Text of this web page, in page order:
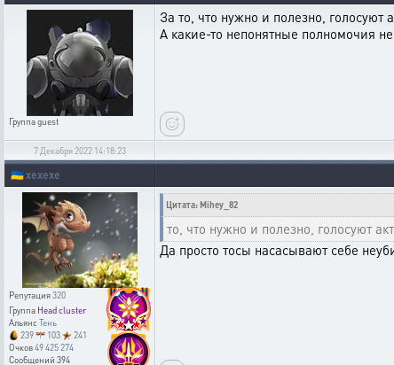
Группаguest
За то, что нужно и полезно, голосуют
А какие-то непонятные полномочия
7 Декабря 2022 14:18:23
🇺🇦xexexe
Репутация320
Группа Head cluster
АльянсТень
239
103
241
Очков49 425 274
Сообщений 394
Цитата: Mihey_82
то, что нужно и полезно, голосуют
Да просто тосы насасывают себе